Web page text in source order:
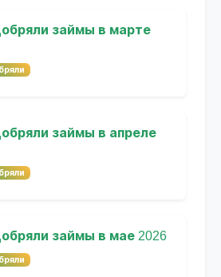
займы в марте
займы в апреле
займы в мае 2026